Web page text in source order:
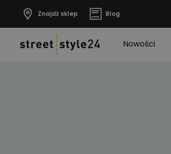
Znajdź sklep Blog
Nowości